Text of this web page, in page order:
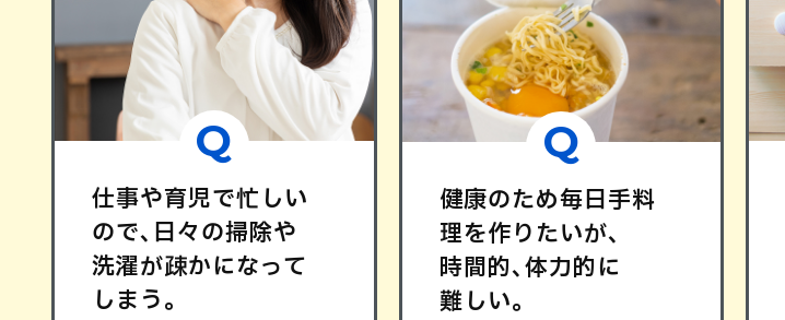
Q
仕事や育児で忙しい
ので､日々の掃除や
洗濯が疎かになって
しまう｡
Q
健康のため毎日手料
理を作りたいが､
時間的､体力的に
難しい｡